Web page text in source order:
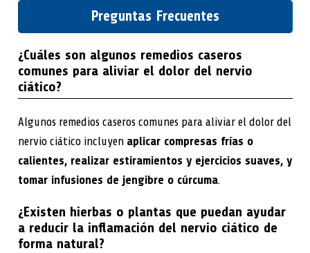
Preguntas Frecuentes
¿Cuáles son algunos remedios caseros
comunes para aliviar el dolor del nervio
ciático?
Algunos remedios caseros comunes para aliviar el dolor del
nervio ciático incluyen aplicar compresas frías o
calientes, realizar estiramientos y ejercicios suaves, y
tomar infusiones de jengibre o cúrcuma.
¿Existen hierbas o plantas que puedan ayudar
a reducir la inflamación del nervio ciático de
forma natural?